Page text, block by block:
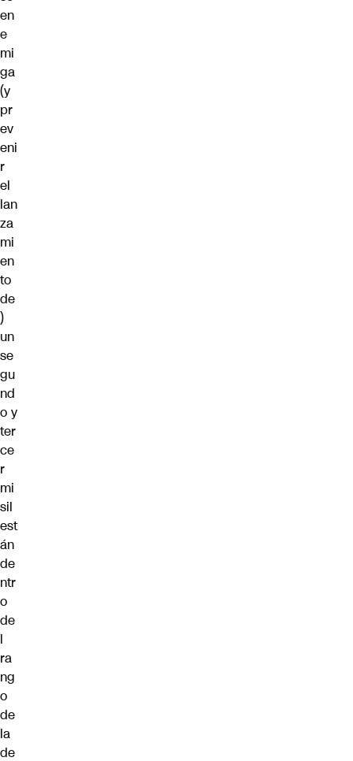
en
e
mi
ga
(y
pr
ev
eni
r
el
lan
za
mi
en
to
de
)
un
se
gu
nd
o y
ter
ce
r
mi
sil
est
án
de
ntr
o
de
l
ra
ng
o
de
la
de